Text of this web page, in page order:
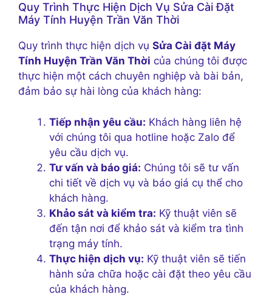
Quy Trình Thực Hiện Dịch Vụ Sửa Cài Đặt
Máy Tính Huyện Trần Văn Thời
Quy trình thực hiện dịch vụ Sửa Cài đặt Máy
Tính Huyện Trần Văn Thời của chúng tôi được
thực hiện một cách chuyên nghiệp và bài bản,
đảm bảo sự hài lòng của khách hàng:
Tiếp nhận yêu cầu: Khách hàng liên hệ
với chúng tôi qua hotline hoặc Zalo để
yêu cầu dịch vụ.
Tư vấn và báo giá: Chúng tôi sẽ tư vấn
chi tiết về dịch vụ và báo giá cụ thể cho
khách hàng.
Khảo sát và kiểm tra: Kỹ thuật viên sẽ
đến tận nơi để khảo sát và kiểm tra tình
trạng máy tính.
Thực hiện dịch vụ: Kỹ thuật viên sẽ tiến
hành sửa chữa hoặc cài đặt theo yêu cầu
của khách hàng.